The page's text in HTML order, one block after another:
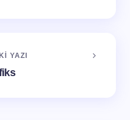
YAZI